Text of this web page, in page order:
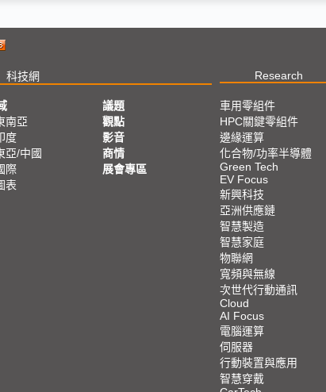
科技網 Research
南亞
度
亞/中國
際
表
議題
觀點
影音
商情
展會專區
車用零組件
HPC關鍵零組件
邊緣運算
化合物/功率半導體
Green Tech
EV Focus
新興科技
亞洲供應鏈
智慧製造
智慧家庭
物聯網
寬頻與無線
次世代行動通訊
Cloud
AI Focus
電腦運算
伺服器
行動裝置與應用
智慧穿戴